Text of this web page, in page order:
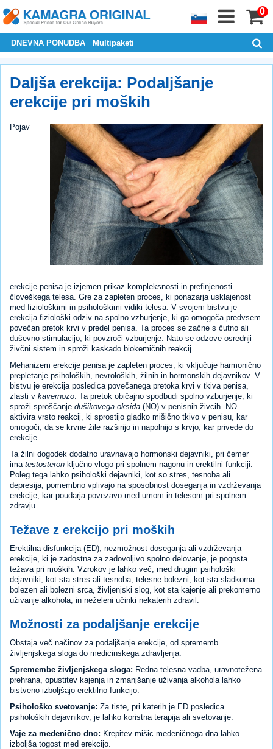
0
DNEVNA PONUDBA Multipaketi
Daljša erekcija: Podaljšanje
erekcije pri moških
Pojav
erekcije penisa je izjemen prikaz kompleksnosti in prefinjenosti
človeškega telesa. Gre za zapleten proces, ki ponazarja usklajenost
med fiziološkimi in psihološkimi vidiki telesa. V svojem bistvu je
erekcija fiziološki odziv na spolno vzburjenje, ki ga omogoča predvsem
povečan pretok krvi v predel penisa. Ta proces se začne s čutno ali
duševno stimulacijo, ki povzroči vzburjenje. Nato se odzove osrednji
živčni sistem in sproži kaskado biokemičnih reakcij.
Mehanizem erekcije penisa je zapleten proces, ki vključuje harmonično
prepletanje psiholoških, nevroloških, žilnih in hormonskih dejavnikov. V
bistvu je erekcija posledica povečanega pretoka krvi v tkiva penisa,
zlasti v kavernozo . Ta pretok običajno spodbudi spolno vzburjenje, ki
sproži sproščanje dušikovega oksida (NO) v penisnih živcih. NO
aktivira vrsto reakcij, ki sprostijo gladko mišično tkivo v penisu, kar
omogoči, da se krvne žile razširijo in napolnijo s krvjo, kar privede do
erekcije.
Ta žilni dogodek dodatno uravnavajo hormonski dejavniki, pri čemer
ima testosteron ključno vlogo pri spolnem nagonu in erektilni funkciji.
Poleg tega lahko psihološki dejavniki, kot so stres, tesnoba ali
depresija, pomembno vplivajo na sposobnost doseganja in vzdrževanja
erekcije, kar poudarja povezavo med umom in telesom pri spolnem
zdravju.
Težave z erekcijo pri moških
Erektilna disfunkcija (ED), nezmožnost doseganja ali vzdrževanja
erekcije, ki je zadostna za zadovoljivo spolno delovanje, je pogosta
težava pri moških. Vzrokov je lahko več, med drugim psihološki
dejavniki, kot sta stres ali tesnoba, telesne bolezni, kot sta sladkorna
bolezen ali bolezni srca, življenjski slog, kot sta kajenje ali prekomerno
uživanje alkohola, in neželeni učinki nekaterih zdravil.
Možnosti za podaljšanje erekcije
Obstaja več načinov za podaljšanje erekcije, od sprememb
življenjskega sloga do medicinskega zdravljenja:
Spremembe življenjskega sloga: Redna telesna vadba, uravnotežena
prehrana, opustitev kajenja in zmanjšanje uživanja alkohola lahko
bistveno izboljšajo erektilno funkcijo.
Psihološko svetovanje: Za tiste, pri katerih je ED posledica
psiholoških dejavnikov, je lahko koristna terapija ali svetovanje.
Vaje za medenično dno: Krepitev mišic medeničnega dna lahko
izboljša togost med erekcijo.